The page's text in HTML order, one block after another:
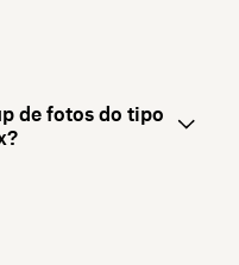
de fotos do tipo